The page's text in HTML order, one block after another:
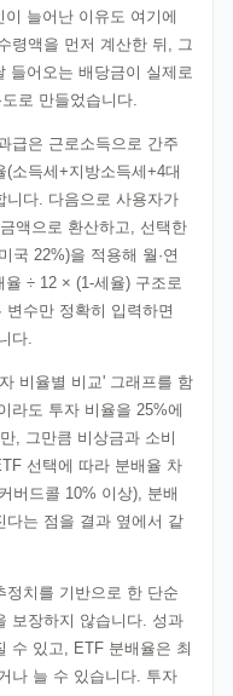
늘어난 이유도 여기에
령액을 먼저 계산한 뒤, 그
들어오는 배당금이 실제로
로 만들었습니다.
급은 근로소득으로 간주
소득세+지방소득세+4대
니다. 다음으로 사용자가
액으로 환산하고, 선택한
국 22%)을 적용해 월·연
÷ 12 × (1-세율) 구조로
수만 정확히 입력하면
다.
비율별 비교' 그래프를 함
라도 투자 비율을 25%에
, 그만큼 비상금과 소비
선택에 따라 분배율 차
버드콜 10% 이상), 분배
다는 점을 결과 옆에서 같
정치를 기반으로 한 단순
보장하지 않습니다. 성과
수 있고, ETF 분배율은 최
나 늘 수 있습니다. 투자